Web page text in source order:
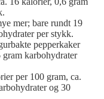
mer; bare rundt 19
per stykk.
pepperkaker
karbohydrater
per 100 gram, ca.
og 30